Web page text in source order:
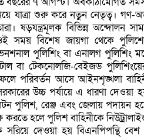
যাত্রা শুরু করে নতুন নেতৃত্ব। গণ-
ষড়যন্ত্রমূলক বিভিন্ন অন্দোলন
সময় বিশেষ জায়গা থেকে
পুলিশিং বা এনালগ পুলিশিং
বা টেকনোলজি-বেইজড
পরিবর্তন আসে আইনশৃঙ্খলা
উচ্চ পর্যায়ে এ ধারণা দেওয়া
পুলিশ, রেঞ্জ এবং জেলায় পদায়ন
করতে হলে পুলিশ বাহিনীকে
সরিয়ে দেওয়া হয় বিএনপিপন্থি